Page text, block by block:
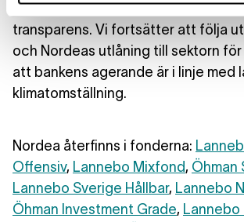
årligen en särskild rapport om sin
transparens. Vi fortsätter att följa
och Nordeas utlåning till sektorn
att bankens agerande är i linje med
klimatomställning.
Nordea återfinns i fonderna:
Offensiv, Lannebo Mixfond, Öhman
Lannebo Sverige Hållbar, Lannebo
Öhman Investment Grade, Lannebo